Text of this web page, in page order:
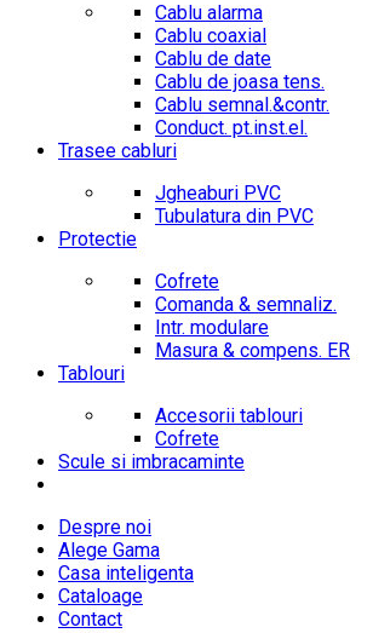
Cablu alarma
Cablu coaxial
Cablu de date
Cablu de joasa tens.
Cablu semnal.&contr.
Conduct. pt.inst.el.
Trasee cabluri
Jgheaburi PVC
Tubulatura din PVC
Protectie
Cofrete
Comanda & semnaliz.
Intr. modulare
Masura & compens. ER
Tablouri
Accesorii tablouri
Cofrete
Scule si imbracaminte
Despre noi
Alege Gama
Casa inteligenta
Cataloage
Contact